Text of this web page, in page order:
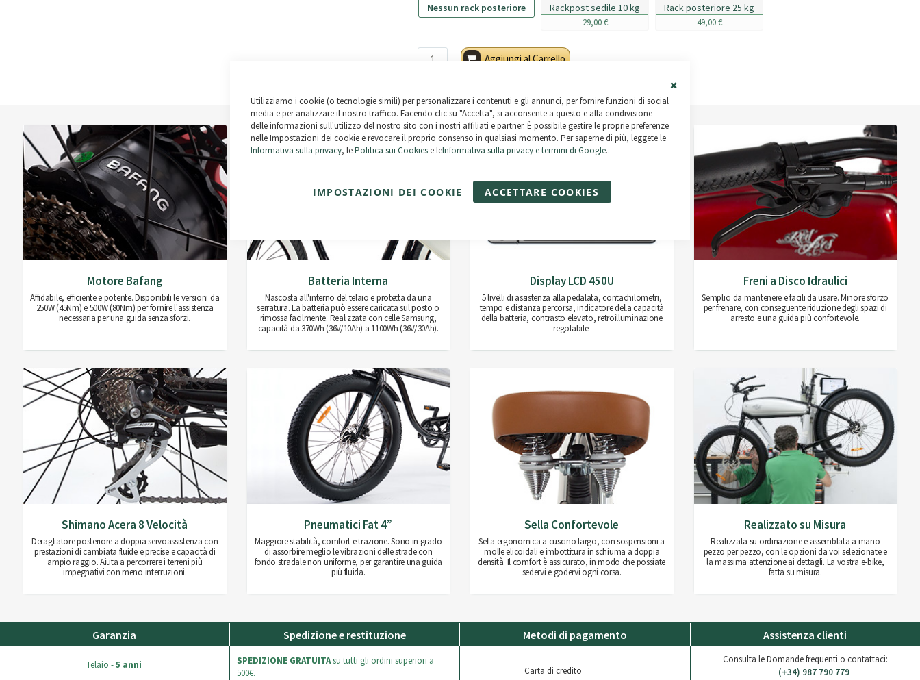
Utilizziamo i cookie (o tecnologie simili) per personalizzare i contenuti e gli annunci, per fornire funzioni di social
media e per analizzare il nostro traffico. Facendo clic su "Accetta", si acconsente a questo e alla condivisione
delle informazioni sull'utilizzo del nostro sito con i nostri affiliati e partner. È possibile gestire le proprie preferenze
nelle Impostazioni dei cookie e revocare il proprio consenso in qualsiasi momento. Per saperne di più, leggete le
Informativa sulla privacy, lePolitica sui Cookiese leInformativa sulla privacy e termini di Google..
ACCETTARE COOKIES
IMPOSTAZIONI DEI COOKIE
Nessun rack posteriore Rackpost sedile 10 kg
29,00 €
Rack posteriore 25 kg
49,00 €
Aggiungi al Carrello
Motore Bafang
Affidabile, efficiente e potente. Disponibili le versioni da
250W (45Nm) e 500W (80Nm) per fornire l'assistenza
necessaria per una guida senza sforzi.
Batteria Interna
Nascosta all'interno del telaio e protetta da una
serratura. La batteria può essere caricata sul posto o
rimossa facilmente. Realizzata con celle Samsung,
capacità da 370Wh (36V/10Ah) a 1100Wh (36V/30Ah).
Display LCD 450U
5 livelli di assistenza alla pedalata, contachilometri,
tempo e distanza percorsa, indicatore della capacità
della batteria, contrasto elevato, retroilluminazione
regolabile.
Freni a Disco Idraulici
Semplici da mantenere e facili da usare. Minore sforzo
per frenare, con conseguente riduzione degli spazi di
arresto e una guida più confortevole.
Shimano Acera 8 Velocità
Deragliatore posteriore a doppia servoassistenza con
prestazioni di cambiata fluide e precise e capacità di
ampio raggio. Aiuta a percorrere i terreni più
impegnativi con meno interruzioni.
Pneumatici Fat 4”
Maggiore stabilità, comfort e trazione. Sono in grado
di assorbire meglio le vibrazioni delle strade con
fondo stradale non uniforme, per garantire una guida
più fluida.
Sella Confortevole
Sella ergonomica a cuscino largo, con sospensioni a
molle elicoidali e imbottitura in schiuma a doppia
densità. Il comfort è assicurato, in modo che possiate
sedervi e godervi ogni corsa.
Realizzato su Misura
Realizzata su ordinazione e assemblata a mano
pezzo per pezzo, con le opzioni da voi selezionate e
la massima attenzione ai dettagli. La vostra e-bike,
fatta su misura.
Garanzia
Telaio -5 anni
Spedizione e restituzione
SPEDIZIONE GRATUITAsu tutti gli ordini superiori a
500€.
Metodi di pagamento
Carta di credito
Assistenza clienti
Consulta le Domande frequenti o contattaci:
(+34) 987 790 779